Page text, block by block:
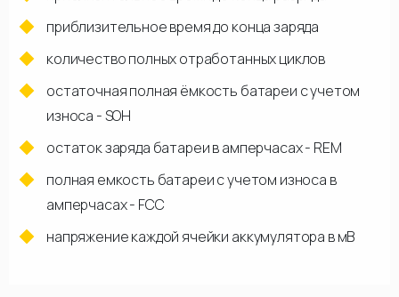
приблизительное время до конца заряда
количество полных отработанных циклов
остаточная полная ёмкость батареи с учетом
износа - SOH
остаток заряда батареи в амперчасах - REM
полная емкость батареи с учетом износа в
амперчасах - FCC
напряжение каждой ячейки аккумулятора в мВ